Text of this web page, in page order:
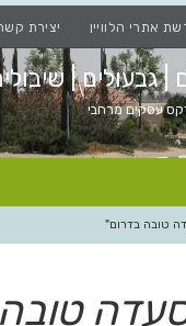
אתרי הלוויין יצירת
גבעולים |
עסקים מרחבי
טובה בדרום"